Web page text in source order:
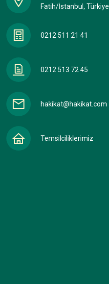
Fatih/İstanbul, Türkiye
0212 511 21 41
0212 513 72 45
hakikat@hakikat.com
Temsilciliklerimiz